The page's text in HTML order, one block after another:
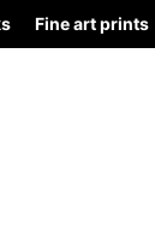
Fine art prints